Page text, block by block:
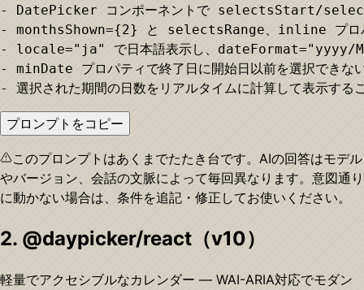
- DatePicker コンポーネントで selectsStart/
- monthsShown={2} と selectsRange、inline プロパテ
- locale="ja" で日本語表示し、dateFormat="yyyy/
- minDate プロパティで終了日に開始日以前を選択できな
- 選択された期間の日数をリアルタイムに計算して表示する
プロンプトをコピー
このプロンプトはあくまでたたき台です。AIの回答はモデル
やバージョン、会話の文脈によって毎回異なります。意図通り
に動かない場合は、条件を追記・修正してお使いください。
2. @daypicker/react（v10）
軽量でアクセシブルなカレンダー — WAI-ARIA対応でモダン